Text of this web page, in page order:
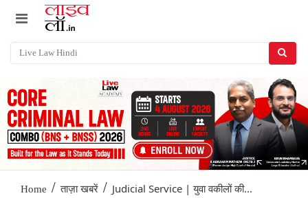
Home / ताज़ा खबरें / Judicial Service | युवा वकीलों की...